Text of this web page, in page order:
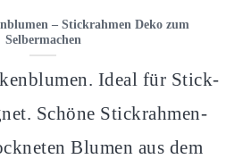
– Stickrahmen Deko zum
Selbermachen
Ideal für Stick-
Schöne Stickrahmen-
Blumen aus dem